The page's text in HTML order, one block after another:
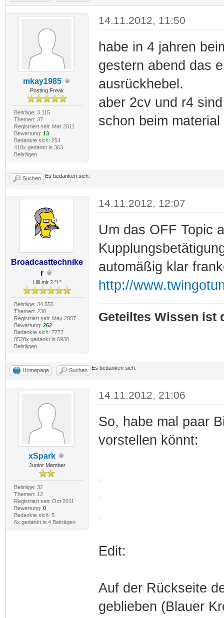
mkay1985
Posting Freak
Beiträge: 3.115
Themen: 37
Registriert seit: Mar 2011
Bewertung: 13
Bedankte sich: 254
410x gedankt in 363
Beiträgen
14.11.2012, 11:50
habe in 4 jahren
gestern abend das
ausrückhebel.
aber 2cv und r4
schon beim
Suchen Es bedanken sich:
Broadcasttechnike
r
Ulli mit 2 "L"
Beiträge: 34.555
Themen: 230
Registriert seit: May 2007
Bewertung: 262
Bedankte sich: 7772
8528x gedankt in 6930
Beiträgen
14.11.2012, 12:07
Um das OFF Topic
automäßig klar
http://
Geteiltes Wissen ist
Homepage Suchen Es bedanken sich:
xSpark
Junior Member
Beiträge: 32
Themen: 12
Registriert seit: Oct 2011
Bewertung: 0
Bedankte sich: 5
6x gedankt in 4 Beiträgen
14.11.2012, 21:06
So, habe mal paar
vorstellen könnt:
Edit:
Auf der Rückseite
geblieben (Blauer